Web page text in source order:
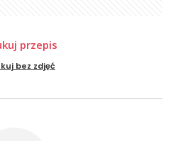
przepis
bez zdjęć